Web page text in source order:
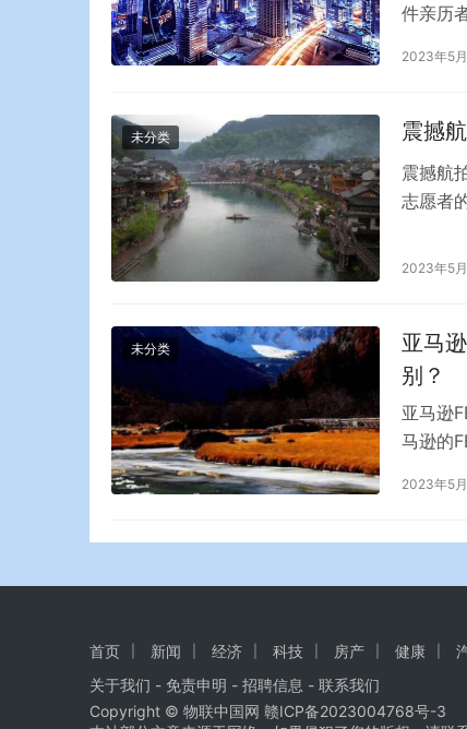
件亲历
安安
2023年5
未分类 震撼
震撼航
志愿者
山火明
2023年5
未分类
亚马
别？
亚马逊
马逊的
模式
2023年5
首页 新闻 经济 科技 房产 健康
关于我们 - 免责申明 - 招聘信息 - 联系我们
Copyright © 物联中国网 赣ICP备2023004768号-3